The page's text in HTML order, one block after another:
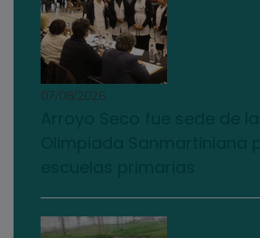
07/08/2026